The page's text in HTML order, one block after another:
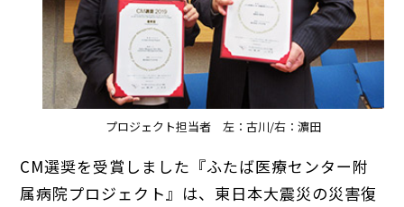
プロジェクト担当者 左：古川/右：濵田
CM選奨を受賞しました『ふたば医療センター附
属病院プロジェクト』は、東日本大震災の災害復